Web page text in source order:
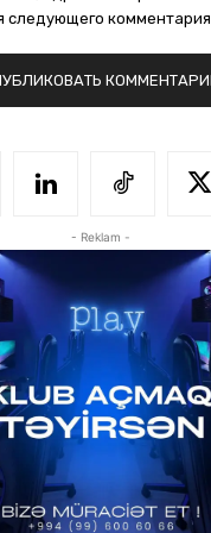
следующего комментария.
- Reklam -